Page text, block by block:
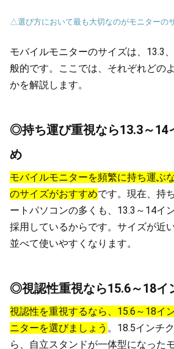
△選び方において最も大切なのがモニターの
モバイルモニターのサイズは、13.3
般的です。ここでは、それぞれどの
かを解説します。
◎持ち運び重視なら13.3～14
め
モバイルモニターを頻繁に持ち運ぶ
のサイズがおすすめです。現在、持
ートパソコンの多くも、13.3～14イ
採用しているからです。サイズが近
並べて使いやすくなります。
◎視認性重視なら15.6～18イ
視認性を重視するなら、15.6～18イ
ニターを選びましょう 。18.5インチ
ら、自立スタンドが一体型になった